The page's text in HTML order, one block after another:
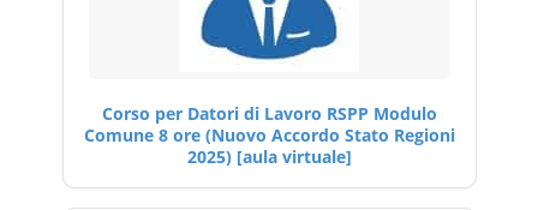
Corso per Datori di Lavoro RSPP Modulo
Comune 8 ore (Nuovo Accordo Stato Regioni
2025) [aula virtuale]